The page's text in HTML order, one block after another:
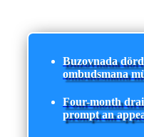
Buzovnada
ombudsmana
Four-month
prompt an